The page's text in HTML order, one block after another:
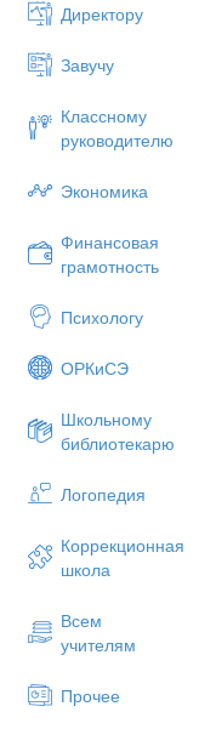
Директору
Завучу
Классному
руководителю
Экономика
Финансовая
грамотность
Психологу
ОРКиСЭ
Школьному
библиотекарю
Логопедия
Коррекционная
школа
Всем
учителям
Прочее